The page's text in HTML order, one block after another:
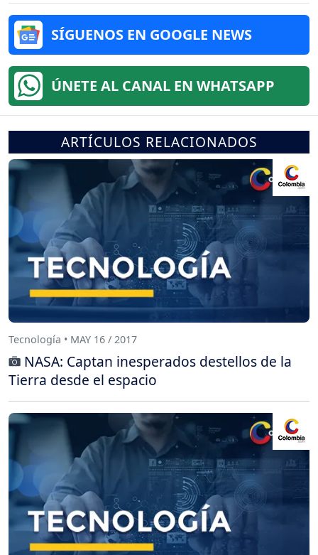
SÍGUENOS EN GOOGLE NEWS
ÚNETE AL CANAL EN WHATSAPP
ARTÍCULOS RELACIONADOS
Tecnología • MAY 16 / 2017
NASA: Captan inesperados destellos de la
Tierra desde el espacio